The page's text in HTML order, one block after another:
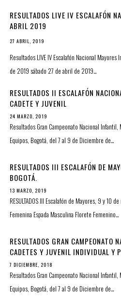
RESULTADOS LIVE IV ESCALAFÓN
ABRIL 2019
27 ABRIL, 2019
Resultados LIVE IV Escalafón Nacional
de 2019 sábado 27 de abril de 2019…
RESULTADOS II ESCALAFÓN
CADETE Y JUVENIL
24 MARZO, 2019
Resultados Gran Campeonato Nacional
Equipos, Bogotá, del 7 al 9 de Diciembre de…
RESULTADOS III ESCALAFÓN DE
BOGOTÁ.
13 MARZO, 2019
RESULTADOS III Escalafón de Mayores, 9 y 10
Femenina Espada Masculina Florete Femenino…
RESULTADOS GRAN CAMPEONATO
CADETES Y JUVENIL INDIVIDUAL Y
7 DICIEMBRE, 2018
Resultados Gran Campeonato Nacional
Equipos, Bogotá, del 7 al 9 de Diciembre de…